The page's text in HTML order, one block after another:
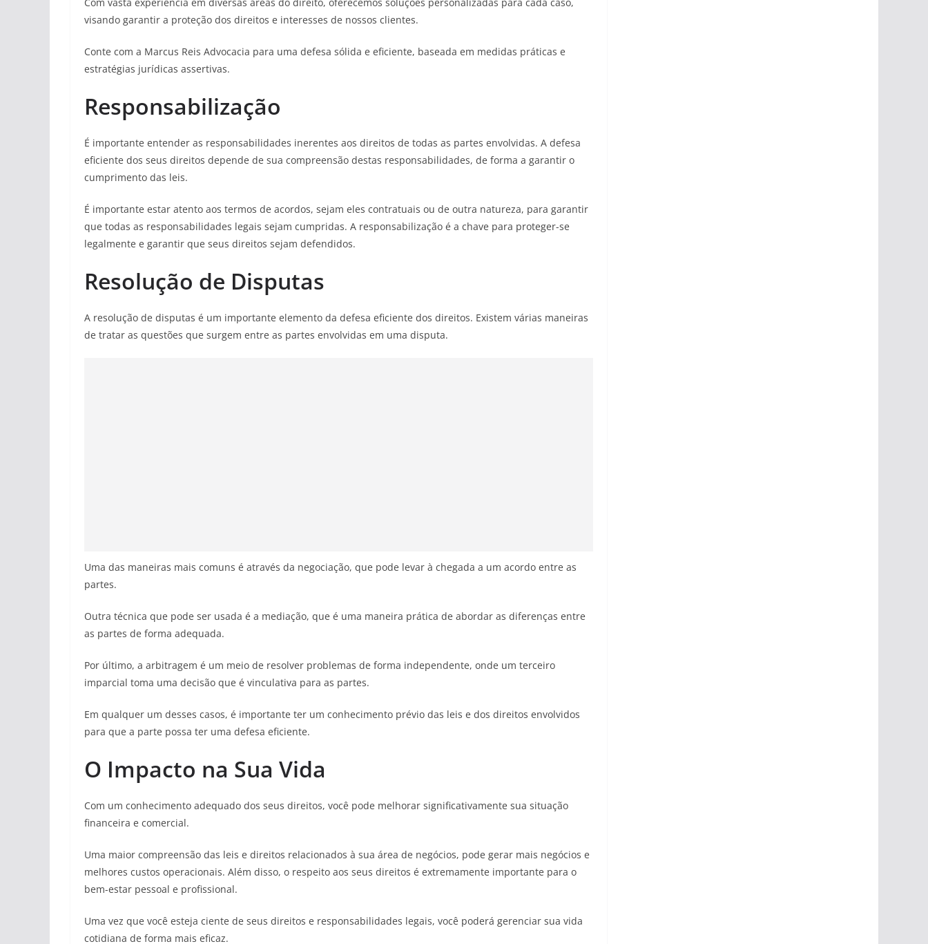
visando garantir a proteção dos direitos e interesses de nossos clientes.
Conte com a Marcus Reis Advocacia para uma defesa sólida e eficiente, baseada em medidas práticas e
estratégias jurídicas assertivas.
Responsabilização
É importante entender as responsabilidades inerentes aos direitos de todas as partes envolvidas. A defesa
eficiente dos seus direitos depende de sua compreensão destas responsabilidades, de forma a garantir o
cumprimento das leis.
É importante estar atento aos termos de acordos, sejam eles contratuais ou de outra natureza, para garantir
que todas as responsabilidades legais sejam cumpridas. A responsabilização é a chave para proteger-se
legalmente e garantir que seus direitos sejam defendidos.
Resolução de Disputas
A resolução de disputas é um importante elemento da defesa eficiente dos direitos. Existem várias maneiras
de tratar as questões que surgem entre as partes envolvidas em uma disputa.
Uma das maneiras mais comuns é através da negociação, que pode levar à chegada a um acordo entre as
partes.
Outra técnica que pode ser usada é a mediação, que é uma maneira prática de abordar as diferenças entre
as partes de forma adequada.
Por último, a arbitragem é um meio de resolver problemas de forma independente, onde um terceiro
imparcial toma uma decisão que é vinculativa para as partes.
Em qualquer um desses casos, é importante ter um conhecimento prévio das leis e dos direitos envolvidos
para que a parte possa ter uma defesa eficiente.
O Impacto na Sua Vida
Com um conhecimento adequado dos seus direitos, você pode melhorar significativamente sua situação
financeira e comercial.
Uma maior compreensão das leis e direitos relacionados à sua área de negócios, pode gerar mais negócios e
melhores custos operacionais. Além disso, o respeito aos seus direitos é extremamente importante para o
bem-estar pessoal e profissional.
Uma vez que você esteja ciente de seus direitos e responsabilidades legais, você poderá gerenciar sua vida
cotidiana de forma mais eficaz.